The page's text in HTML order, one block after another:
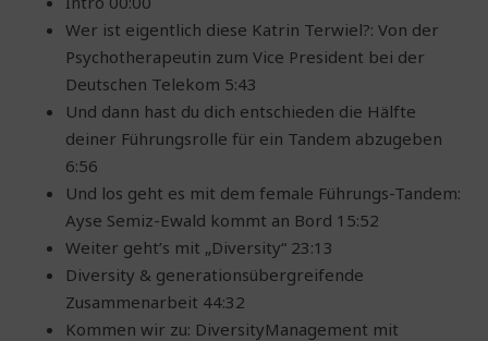
Wer ist eigentlich diese Katrin Terwiel?: Von der
Psychotherapeutin zum Vice President bei der
Deutschen Telekom 5:43
Und dann hast du dich entschieden die Hälfte
deiner Führungsrolle für ein Tandem abzugeben
6:56
Und los geht es mit dem female Führungs-Tandem:
Ayse Semiz-Ewald kommt an Bord 15:52
Weiter geht’s mit „Diversity“ 23:13
Diversity & generationsübergreifende
Zusammenarbeit 44:32
Kommen wir zu: DiversityManagement mit